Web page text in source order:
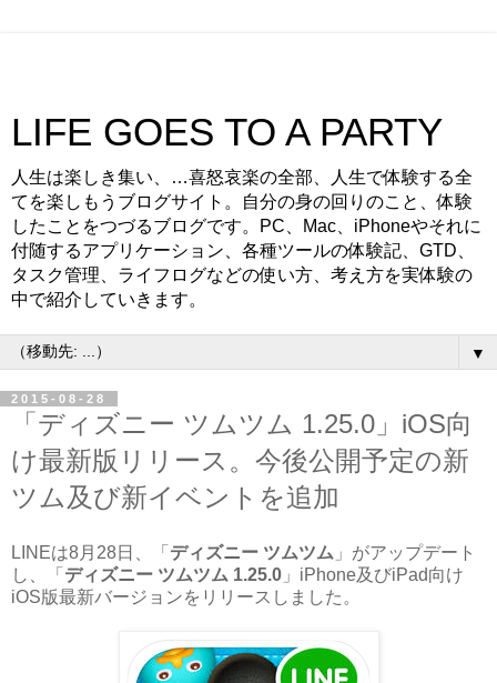
LIFE GOES TO A PARTY
人生は楽しき集い、…喜怒哀楽の全部、人生で体験する全
てを楽しもうブログサイト。自分の身の回りのこと、体験
したことをつづるブログです。PC、Mac、iPhoneやそれに
付随するアプリケーション、各種ツールの体験記、GTD、
タスク管理、ライフログなどの使い方、考え方を実体験の
中で紹介していきます。
▼
2015-08-28
「ディズニー ツムツム 1.25.0」iOS向
け最新版リリース。今後公開予定の新
ツム及び新イベントを追加
LINEは8月28日、「 ディズニー ツムツム 」がアップデート
し、「 ディズニー ツムツム 1.25.0 」iPhone及びiPad向け
iOS版最新バージョンをリリースしました。